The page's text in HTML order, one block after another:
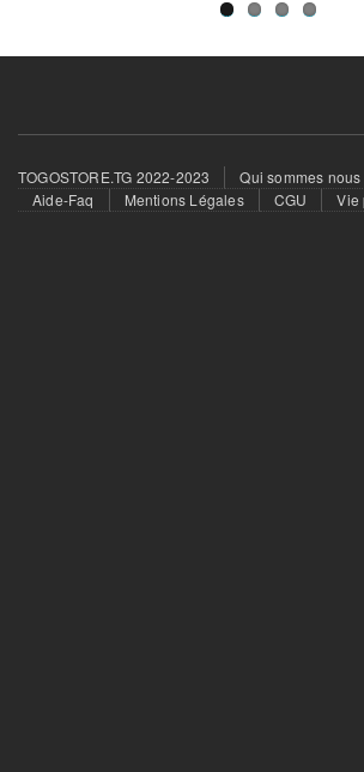
Footer
menu
TOGOSTORE.TG 2022-2023 Qui sommes nous
Aide-Faq
Mentions Légales CGU Vie